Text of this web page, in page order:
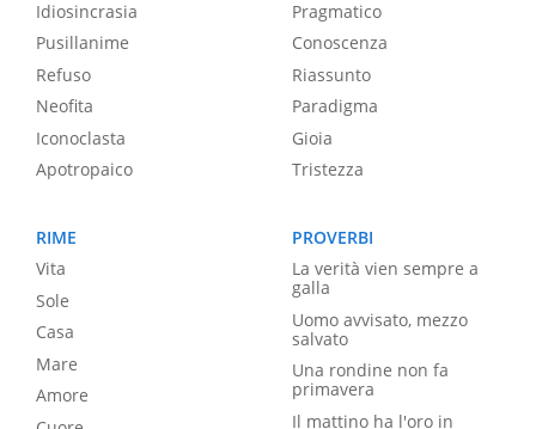
Idiosincrasia
Pusillanime
Refuso
Neofita
Iconoclasta
Apotropaico
Pragmatico
Conoscenza
Riassunto
Paradigma
Gioia
Tristezza
RIME
Vita
Sole
Casa
Mare
Amore
PROVERBI
La verità vien sempre a
galla
Uomo avvisato, mezzo
salvato
Una rondine non fa
primavera
Il mattino ha l'oro in